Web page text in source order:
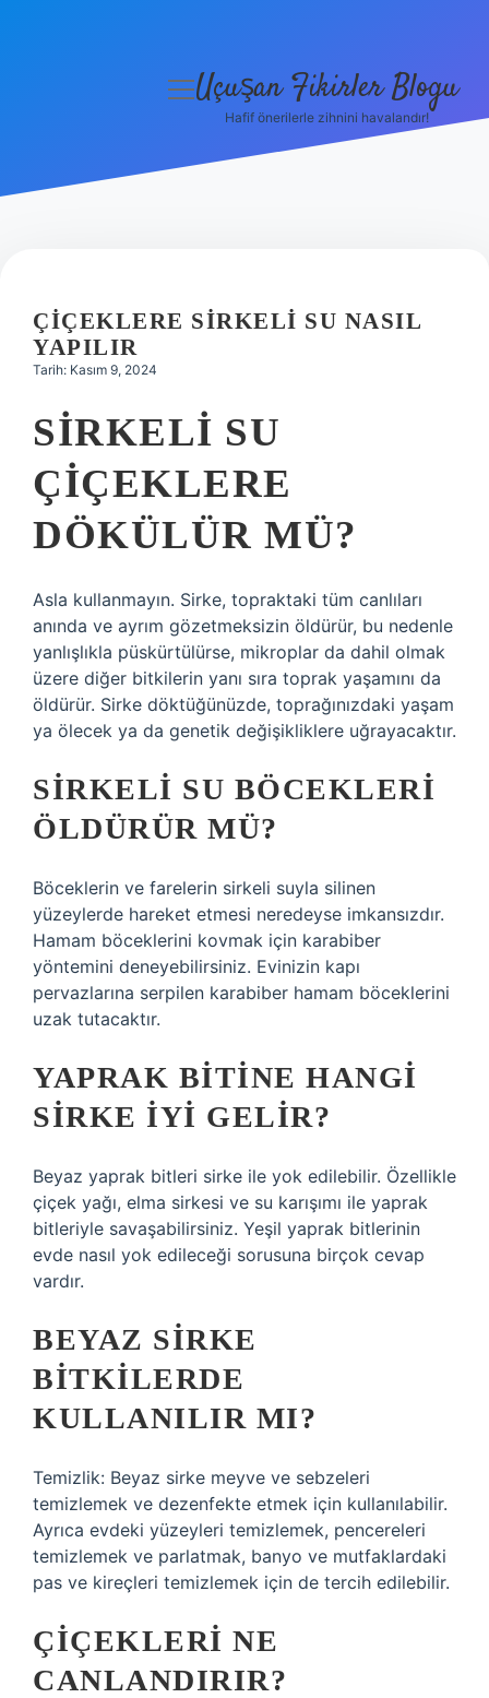
Hakkımızda
menüyü
Uçuşan Fikirler Blogu
Hafif önerilerle zihnini havalandır!
ÇIÇEKLERE SIRKELI SU NASIL
YAPILIR
Tarih: Kasım 9, 2024
SIRKELI SU
ÇIÇEKLERE
DÖKÜLÜR MÜ?
Asla kullanmayın. Sirke, topraktaki tüm canlıları
anında ve ayrım gözetmeksizin öldürür, bu nedenle
yanlışlıkla püskürtülürse, mikroplar da dahil olmak
üzere diğer bitkilerin yanı sıra toprak yaşamını da
öldürür. Sirke döktüğünüzde, toprağınızdaki yaşam
ya ölecek ya da genetik değişikliklere uğrayacaktır.
SIRKELI SU BÖCEKLERI
ÖLDÜRÜR MÜ?
Böceklerin ve farelerin sirkeli suyla silinen
yüzeylerde hareket etmesi neredeyse imkansızdır.
Hamam böceklerini kovmak için karabiber
yöntemini deneyebilirsiniz. Evinizin kapı
pervazlarına serpilen karabiber hamam böceklerini
uzak tutacaktır.
YAPRAK BITINE HANGI
SIRKE IYI GELIR?
Beyaz yaprak bitleri sirke ile yok edilebilir. Özellikle
çiçek yağı, elma sirkesi ve su karışımı ile yaprak
bitleriyle savaşabilirsiniz. Yeşil yaprak bitlerinin
evde nasıl yok edileceği sorusuna birçok cevap
vardır.
BEYAZ SIRKE
BITKILERDE
KULLANILIR MI?
Temizlik: Beyaz sirke meyve ve sebzeleri
temizlemek ve dezenfekte etmek için kullanılabilir.
Ayrıca evdeki yüzeyleri temizlemek, pencereleri
temizlemek ve parlatmak, banyo ve mutfaklardaki
pas ve kireçleri temizlemek için de tercih edilebilir.
ÇIÇEKLERI NE
CANLANDIRIR?